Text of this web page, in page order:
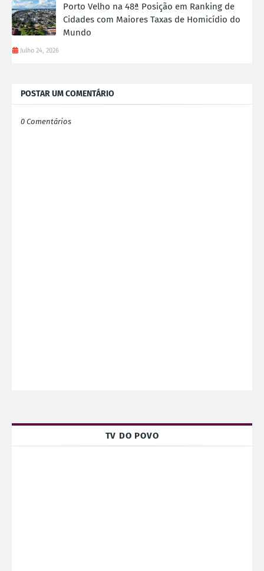
Porto Velho na 48ª Posição em Ranking de
Cidades com Maiores Taxas de Homicídio do
Mundo
Julho 24, 2026
POSTAR UM COMENTÁRIO
0 Comentários
TV DO POVO